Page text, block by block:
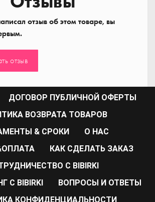
отзыв об этом товаре, вы
отзыв
ДОГОВОР ПУБЛИЧНОЙ ОФЕРТЫ
ВОЗВРАТА ТОВАРОВ
& СРОКИ
О НАС
КАК СДЕЛАТЬ ЗАКАЗ
С BIBIRKI
BIBIRKI
ВОПРОСЫ И ОТВЕТЫ
КОНФИДЕНЦИАЛЬНОСТИ